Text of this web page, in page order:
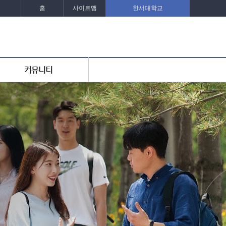
홈 사이트맵 한서대학교
커뮤니티